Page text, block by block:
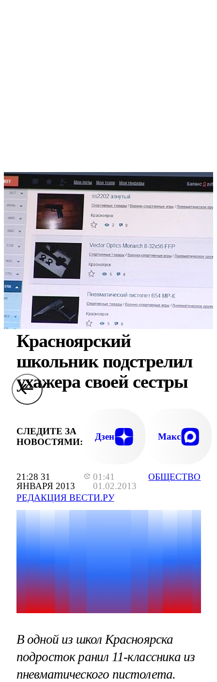
21:28 31
ЯНВАРЯ 2013
01:41
01.02.2013
РЕДАКЦИЯ ВЕСТИ.РУ
ОБЩЕСТВО
Красноярский
школьник подстрелил
ухажера своей сестры
СЛЕДИТЕ ЗА
НОВОСТЯМИ:
Дзен Макс
В одной из школ Красноярска
подросток ранил 11-классника из
пневматического пистолета.